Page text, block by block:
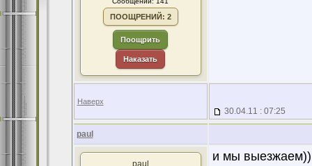
ПООЩРЕНИЙ: 2
Поощрить
Наказать
Наверх
30.04.11 : 07:25
paul
paul
и мы выезжаем))